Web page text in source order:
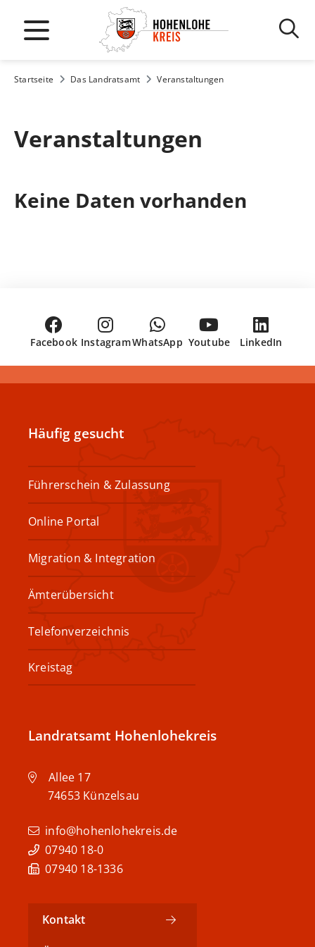
Startseite Das Landratsamt Veranstaltungen
Veranstaltungen
Keine Daten vorhanden
Facebook InstagramWhatsApp Youtube LinkedIn
Häufig gesucht
Führerschein & Zulassung
Online Portal
Migration & Integration
Ämterübersicht
Telefonverzeichnis
Kreistag
Landratsamt Hohenlohekreis
Allee 17
74653 Künzelsau
info@hohenlohekreis.de
07940 18-0
07940 18-1336
Kontakt